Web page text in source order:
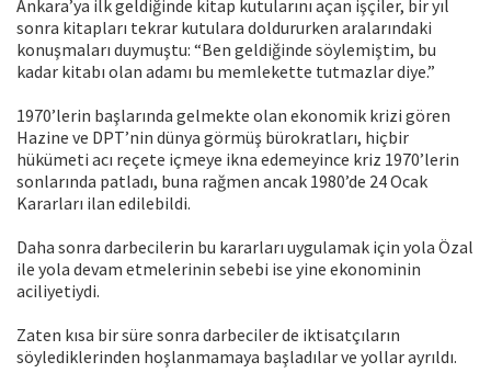
Ankara’ya ilk geldiğinde kitap kutularını açan işçiler, bir yıl
sonra kitapları tekrar kutulara doldururken aralarındaki
konuşmaları duymuştu: “Ben geldiğinde söylemiştim, bu
kadar kitabı olan adamı bu memlekette tutmazlar diye.”
1970’lerin başlarında gelmekte olan ekonomik krizi gören
Hazine ve DPT’nin dünya görmüş bürokratları, hiçbir
hükümeti acı reçete içmeye ikna edemeyince kriz 1970’lerin
sonlarında patladı, buna rağmen ancak 1980’de 24 Ocak
Kararları ilan edilebildi.
Daha sonra darbecilerin bu kararları uygulamak için yola Özal
ile yola devam etmelerinin sebebi ise yine ekonominin
aciliyetiydi.
Zaten kısa bir süre sonra darbeciler de iktisatçıların
söylediklerinden hoşlanmamaya başladılar ve yollar ayrıldı.